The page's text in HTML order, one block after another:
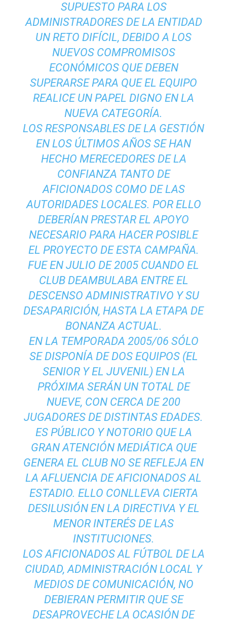
SUPUESTO PARA LOS
ADMINISTRADORES DE LA ENTIDAD
UN RETO DIFÍCIL, DEBIDO A LOS
NUEVOS COMPROMISOS
ECONÓMICOS QUE DEBEN
SUPERARSE PARA QUE EL EQUIPO
REALICE UN PAPEL DIGNO EN LA
NUEVA CATEGORÍA.
LOS RESPONSABLES DE LA GESTIÓN
EN LOS ÚLTIMOS AÑOS SE HAN
HECHO MERECEDORES DE LA
CONFIANZA TANTO DE
AFICIONADOS COMO DE LAS
AUTORIDADES LOCALES. POR ELLO
DEBERÍAN PRESTAR EL APOYO
NECESARIO PARA HACER POSIBLE
EL PROYECTO DE ESTA CAMPAÑA.
FUE EN JULIO DE 2005 CUANDO EL
CLUB DEAMBULABA ENTRE EL
DESCENSO ADMINISTRATIVO Y SU
DESAPARICIÓN, HASTA LA ETAPA DE
BONANZA ACTUAL.
EN LA TEMPORADA 2005/06 SÓLO
SE DISPONÍA DE DOS EQUIPOS (EL
SENIOR Y EL JUVENIL) EN LA
PRÓXIMA SERÁN UN TOTAL DE
NUEVE, CON CERCA DE 200
JUGADORES DE DISTINTAS EDADES.
ES PÚBLICO Y NOTORIO QUE LA
GRAN ATENCIÓN MEDIÁTICA QUE
GENERA EL CLUB NO SE REFLEJA EN
LA AFLUENCIA DE AFICIONADOS AL
ESTADIO. ELLO CONLLEVA CIERTA
DESILUSIÓN EN LA DIRECTIVA Y EL
MENOR INTERÉS DE LAS
INSTITUCIONES.
LOS AFICIONADOS AL FÚTBOL DE LA
CIUDAD, ADMINISTRACIÓN LOCAL Y
MEDIOS DE COMUNICACIÓN, NO
DEBIERAN PERMITIR QUE SE
DESAPROVECHE LA OCASIÓN DE